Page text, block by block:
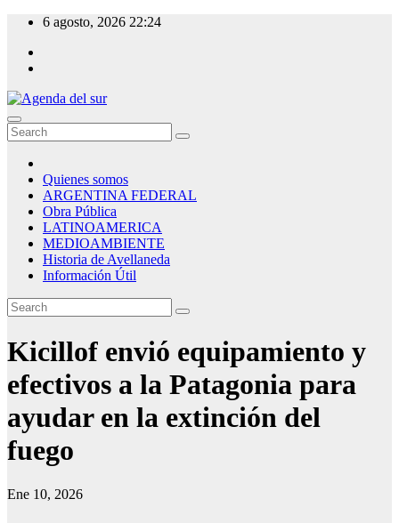
Skip
content
6 agosto, 2026 22:24
Agenda del sur
Quienes somos
ARGENTINA FEDERAL
Obra Pública
LATINOAMERICA
MEDIOAMBIENTE
Historia de Avellaneda
Información Útil
Kicillof envió equipamiento y
efectivos a la Patagonia para
ayudar en la extinción del
fuego
Ene 10, 2026